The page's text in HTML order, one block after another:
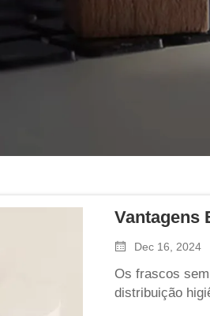
Entre em Contato
Vantagens
Dec 16, 2024
Os frascos
distribuição